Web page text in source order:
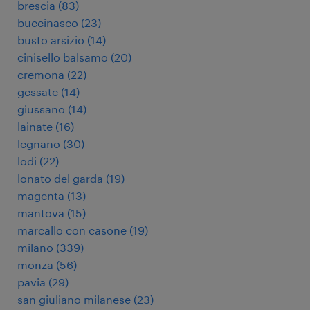
brescia (83)
buccinasco (23)
busto arsizio (14)
cinisello balsamo (20)
cremona (22)
gessate (14)
giussano (14)
lainate (16)
legnano (30)
lodi (22)
lonato del garda (19)
magenta (13)
mantova (15)
marcallo con casone (19)
milano (339)
monza (56)
pavia (29)
san giuliano milanese (23)